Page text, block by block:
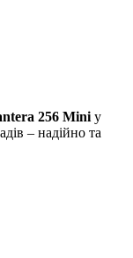
256 Mini у
– надійно та